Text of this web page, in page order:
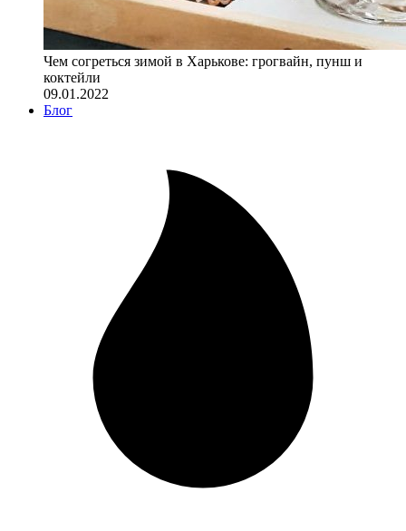
Чем согреться зимой в Харькове: грогвайн, пунш и
коктейли
09.01.2022
Блог